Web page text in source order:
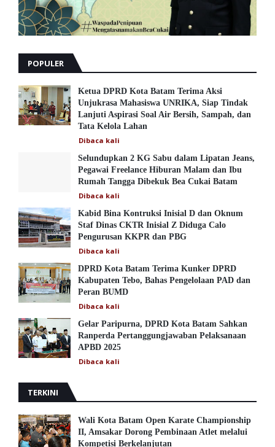
POPULER
Ketua DPRD Kota Batam Terima Aksi
Unjukrasa Mahasiswa UNRIKA, Siap Tindak
Lanjuti Aspirasi Soal Air Bersih, Sampah, dan
Tata Kelola Lahan
Dibaca kali
Selundupkan 2 KG Sabu dalam Lipatan Jeans,
Pegawai Freelance Hiburan Malam dan Ibu
Rumah Tangga Dibekuk Bea Cukai Batam
Dibaca kali
Kabid Bina Kontruksi Inisial D dan Oknum
Staf Dinas CKTR Inisial Z Diduga Calo
Pengurusan KKPR dan PBG
Dibaca kali
DPRD Kota Batam Terima Kunker DPRD
Kabupaten Tebo, Bahas Pengelolaan PAD dan
Peran BUMD
Dibaca kali
Gelar Paripurna, DPRD Kota Batam Sahkan
Ranperda Pertanggungjawaban Pelaksanaan
APBD 2025
Dibaca kali
TERKINI
Wali Kota Batam Open Karate Championship
II, Amsakar Dorong Pembinaan Atlet melalui
Kompetisi Berkelanjutan